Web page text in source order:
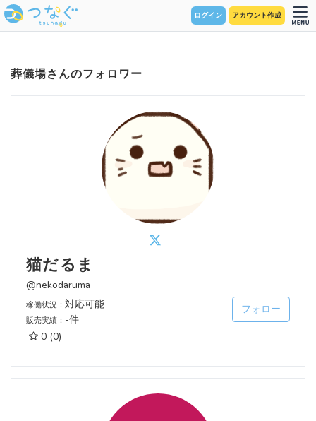
ログイン アカウント作成
葬儀場さんのフォロワー
猫だるま
@nekodaruma
稼働状況： 対応可能
販売実績： -件
0 (0)
フォロー